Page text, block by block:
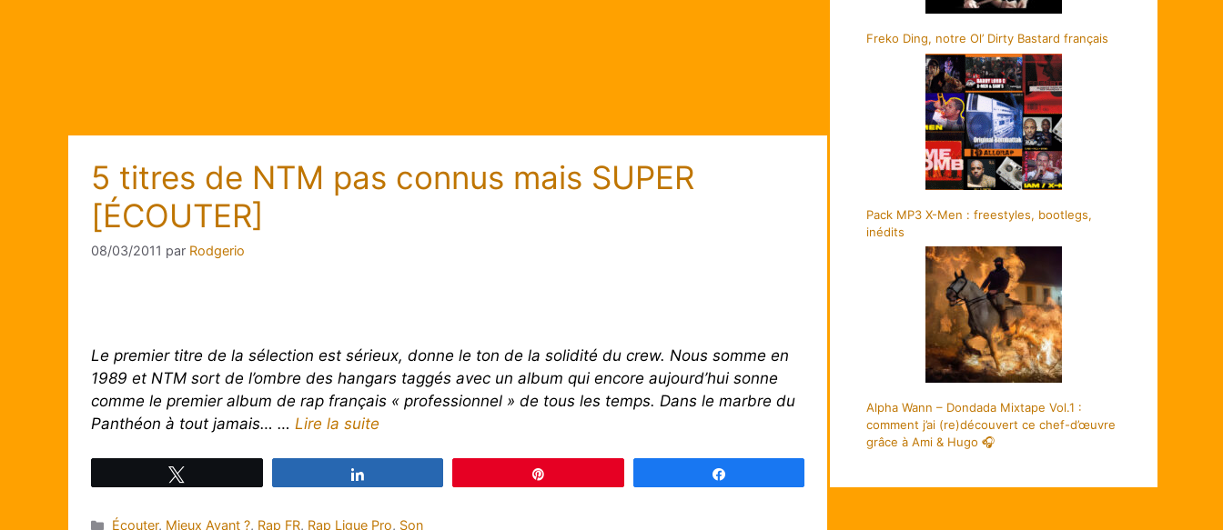
5 titres de NTM pas connus mais SUPER
[ÉCOUTER]
08/03/2011 par Rodgerio
Le premier titre de la sélection est sérieux, donne le ton de la solidité du crew. Nous somme en
1989 et NTM sort de l’ombre des hangars taggés avec un album qui encore aujourd’hui sonne
comme le premier album de rap français « professionnel » de tous les temps. Dans le marbre du
Panthéon à tout jamais… … Lire la suite
Catégories
Écouter, Mieux Avant ?, Rap FR, Rap Ligue Pro, Son
Freko Ding, notre Ol’ Dirty Bastard français
Pack MP3 X-Men : freestyles, bootlegs,
inédits
Alpha Wann – Dondada Mixtape Vol.1 :
comment j’ai (re)découvert ce chef-d’œuvre
grâce à Ami & Hugo 🎧